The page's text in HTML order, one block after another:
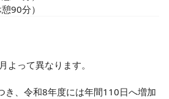
90分）
って異なります。
、令和8年度には年間110日へ増加